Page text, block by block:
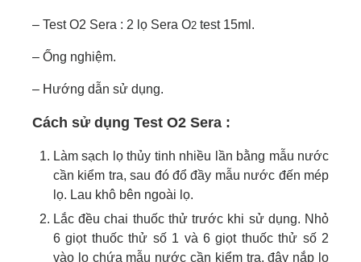
– Test O2 Sera : 2 lọ Sera O2 test 15ml.
– Ống nghiệm.
– Hướng dẫn sử dụng.
Cách sử dụng Test O2 Sera :
Làm sạch lọ thủy tinh nhiều lần bằng mẫu nước
cần kiểm tra, sau đó đổ đầy mẫu nước đến mép
lọ. Lau khô bên ngoài lọ.
Lắc đều chai thuốc thử trước khi sử dụng. Nhỏ
6 giọt thuốc thử số 1 và 6 giọt thuốc thử số 2
vào lọ chứa mẫu nước cần kiểm tra, đậy nắp lọ